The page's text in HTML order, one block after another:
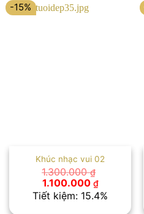
-15%
Khúc nhạc vui 02
1.300.000₫
Giá
gốc
là:
1.100.000 ₫Giá
hiện
tại
Tiết kiệm: 15.4%